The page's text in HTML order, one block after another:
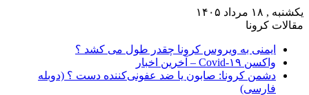
یکشنبه , ۱۸ مرداد ۱۴۰۵
مقالات کرونا
ایمنی به ویروس کرونا چقدر طول می کشد ؟
واکسن Covid-۱۹ – آخرین اخبار
دشمن کرونا: صابون یا ضد عفونی‌کننده دست ؟ (دوبله
فارسی)